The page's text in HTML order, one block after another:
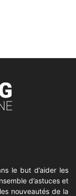
le but d’aider les
d’astuces et
nouveautés de la